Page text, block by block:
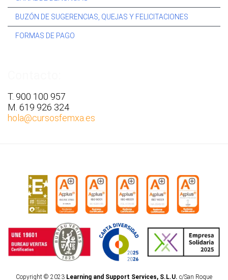
BUZÓN DE SUGERENCIAS, QUEJAS Y FELICITACIONES
FORMAS DE PAGO
T. 900 100 957
M. 619 926 324
hola@cursosfemxa.es
Copyright © 2023 Learning and Support Services, S.L.U. c/San Roque